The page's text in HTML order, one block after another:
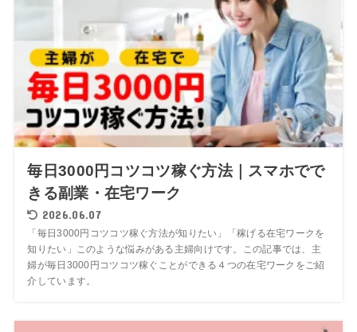
毎日3000円コツコツ稼ぐ方法｜スマホでで
きる副業・在宅ワーク
2026.06.07
「毎日3000円コツコツ稼ぐ方法が知りたい」「稼げる在宅ワークを
知りたい」このような悩みがある主婦向けです。この記事では、主
婦が毎日3000円コツコツ稼ぐことができる４つの在宅ワークをご紹
介しています。